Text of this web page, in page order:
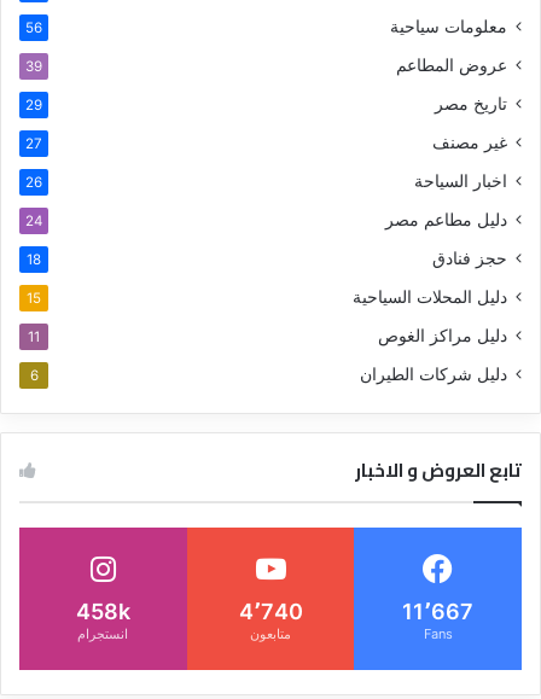
معلومات سياحية 56
عروض المطاعم 39
تاريخ مصر 29
غير مصنف 27
اخبار السياحة 26
دليل مطاعم مصر 24
حجز فنادق 18
دليل المحلات السياحية 15
دليل مراكز الغوص 11
دليل شركات الطيران 6
تابع العروض و الاخبار
11٬667
Fans
4٬740
متابعون
458k
انستجرام